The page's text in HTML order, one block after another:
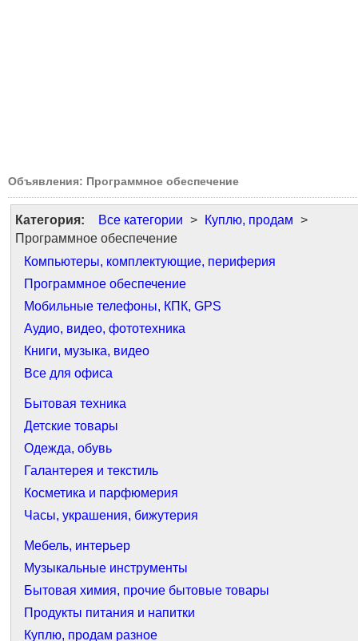
Объявления: Программное обеспечение
Категория: Все категории > Куплю, продам >
Программное обеспечение
Компьютеры, комплектующие, периферия
Программное обеспечение
Мобильные телефоны, КПК, GPS
Аудио, видео, фототехника
Книги, музыка, видео
Все для офиса
Бытовая техника
Детские товары
Одежда, обувь
Галантерея и текстиль
Косметика и парфюмерия
Часы, украшения, бижутерия
Мебель, интерьер
Музыкальные инструменты
Бытовая химия, прочие бытовые товары
Продукты питания и напитки
Куплю, продам разное